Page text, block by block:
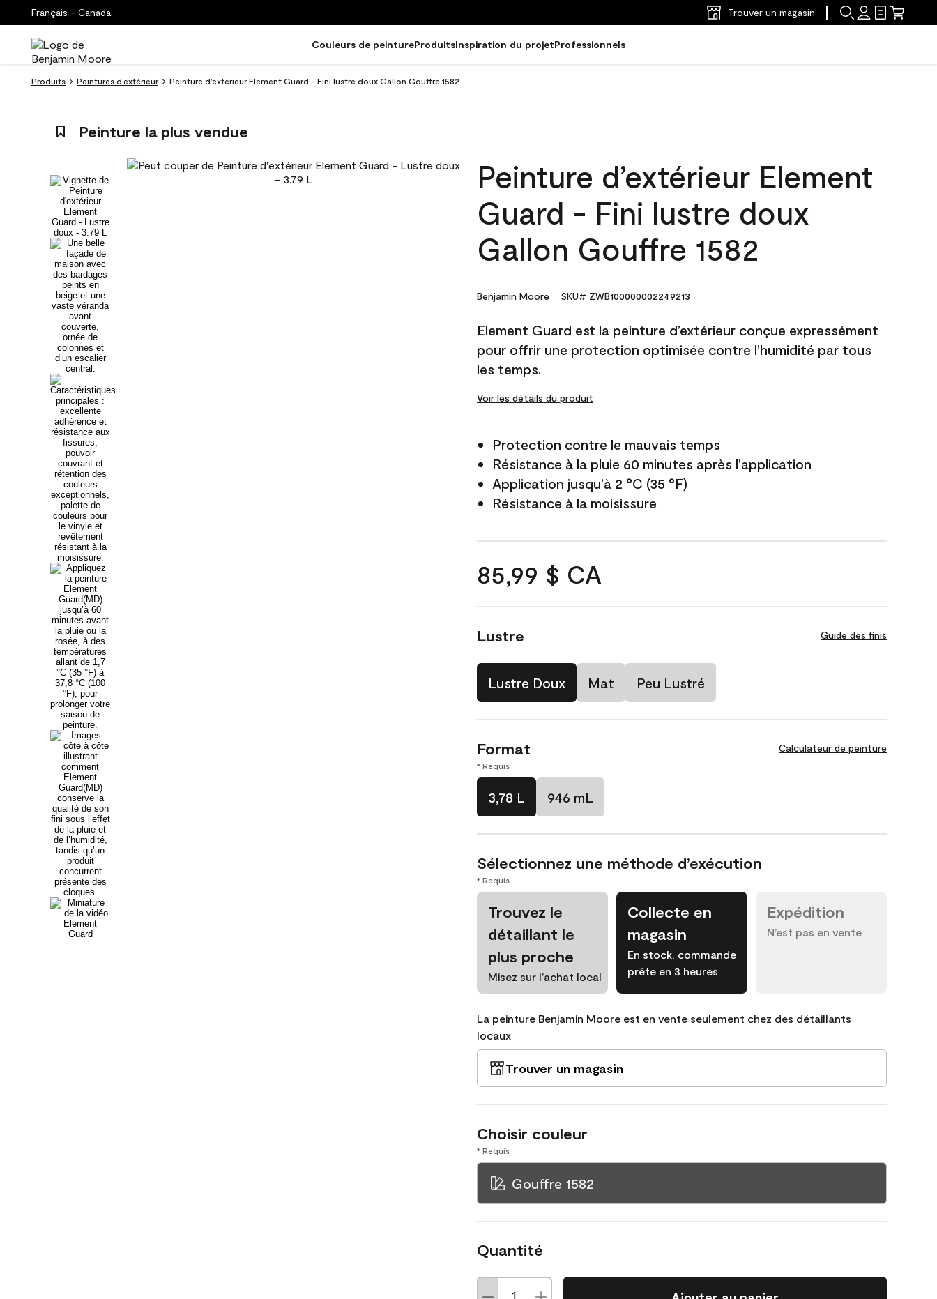
Français - Canada Trouver un magasin
Couleurs de peintureProduitsInspiration du projetProfessionnels
Produits Peintures d’extérieur Peinture d’extérieur Element Guard - Fini lustre doux Gallon Gouffre 1582
Peinture la plus vendue
Peinture d’extérieur Element
Guard - Fini lustre doux
Gallon Gouffre 1582
Benjamin Moore SKU# ZWB100000002249213
Element Guard est la peinture d’extérieur conçue expressément
pour offrir une protection optimisée contre l’humidité par tous
les temps.
Voir les détails du produit
Protection contre le mauvais temps
Résistance à la pluie 60 minutes après l'application
Application jusqu’à 2 °C (35 °F)
Résistance à la moisissure
85,99 $ CA
Lustre Guide des finis
Lustre Doux Mat Peu Lustré
Format Calculateur de peinture
* Requis
3,78 L 946 mL
Sélectionnez une méthode d’exécution
* Requis
Trouvez le
détaillant le
plus proche
Misez sur l’achat local
Collecte en
magasin
En stock, commande
prête en 3 heures
Expédition
N’est pas en vente
La peinture Benjamin Moore est en vente seulement chez des détaillants
locaux
Trouver un magasin
Choisir couleur
* Requis
Gouffre 1582
Quantité